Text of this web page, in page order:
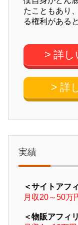
たこともあり
る権利がある
> 詳
> 詳
実績
＜サイトアフ
月収20～50万
＜物販アフィ